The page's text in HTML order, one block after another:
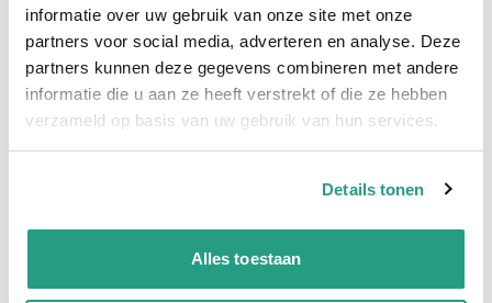
informatie over uw gebruik van onze site met onze
partners voor social media, adverteren en analyse. Deze
partners kunnen deze gegevens combineren met andere
informatie die u aan ze heeft verstrekt of die ze hebben
verzameld op basis van uw gebruik van hun services.
Details tonen
Alles toestaan
Maatvoering koppeling 12 x 8mm
Materiaal Polyester - Polyurethaan
We zijn beschikbaar van ma t/m vr van 08:00 tot 17:00 uur.
Neem contact met ons op